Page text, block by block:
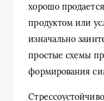
хорошо
продуктом или
изначально
простые схемы
формирования